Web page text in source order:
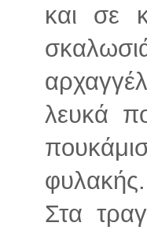
και σε
λευκά
φυλακής.
Στα